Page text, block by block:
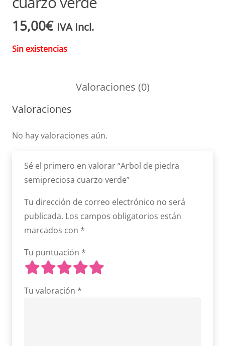
15,00€ IVA Incl.
Sin existencias
Valoraciones (0)
Valoraciones
No hay valoraciones aún.
Sé el primero en valorar “Arbol de piedra
semipreciosa cuarzo verde”
Tu dirección de correo electrónico no será
publicada. Los campos obligatorios están
marcados con *
Tu puntuación *
Tu valoración *